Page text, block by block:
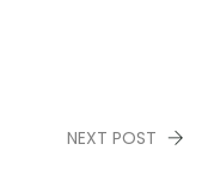
NEXT POST